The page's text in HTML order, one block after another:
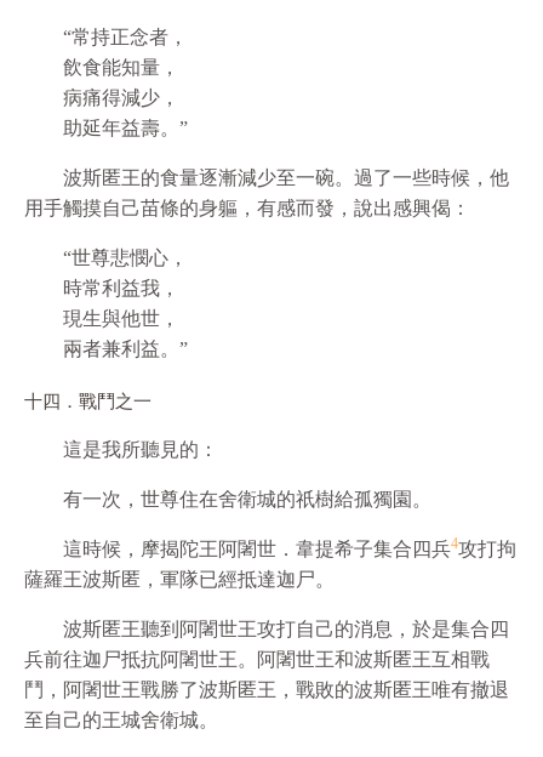
“常持正念者，
飲食能知量，
病痛得減少，
助延年益壽。”
波斯匿王的食量逐漸減少至一碗。過了一些時候，他
用手觸摸自己苗條的身軀，有感而發，說出感興偈：
“世尊悲憫心，
時常利益我，
現生與他世，
兩者兼利益。”
十四．戰鬥之一
這是我所聽見的：
有一次，世尊住在舍衛城的祇樹給孤獨園。
這時候，摩揭陀王阿闍世．韋提希子集合四兵4攻打拘
薩羅王波斯匿，軍隊已經抵達迦尸。
波斯匿王聽到阿闍世王攻打自己的消息，於是集合四
兵前往迦尸抵抗阿闍世王。阿闍世王和波斯匿王互相戰
鬥，阿闍世王戰勝了波斯匿王，戰敗的波斯匿王唯有撤退
至自己的王城舍衛城。